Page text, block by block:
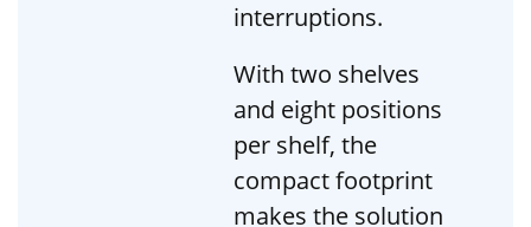
interruptions.
With two shelves
and eight positions
per shelf, the
compact footprint
makes the solution